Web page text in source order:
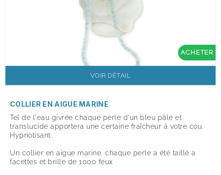
ACHETER
VOIR DÉTAIL
COLLIER EN AIGUE MARINE
Tel de l'eau givrée chaque perle d'un bleu pâle et
translucide apportera une certaine fraîcheur à votre cou.
Hypnotisant.
Un collier en aigue marine, chaque perle a été taillé a
facettes et brille de 1000 feux